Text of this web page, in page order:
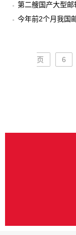
第二艘国产大型邮
今年前2个月我国
页
6